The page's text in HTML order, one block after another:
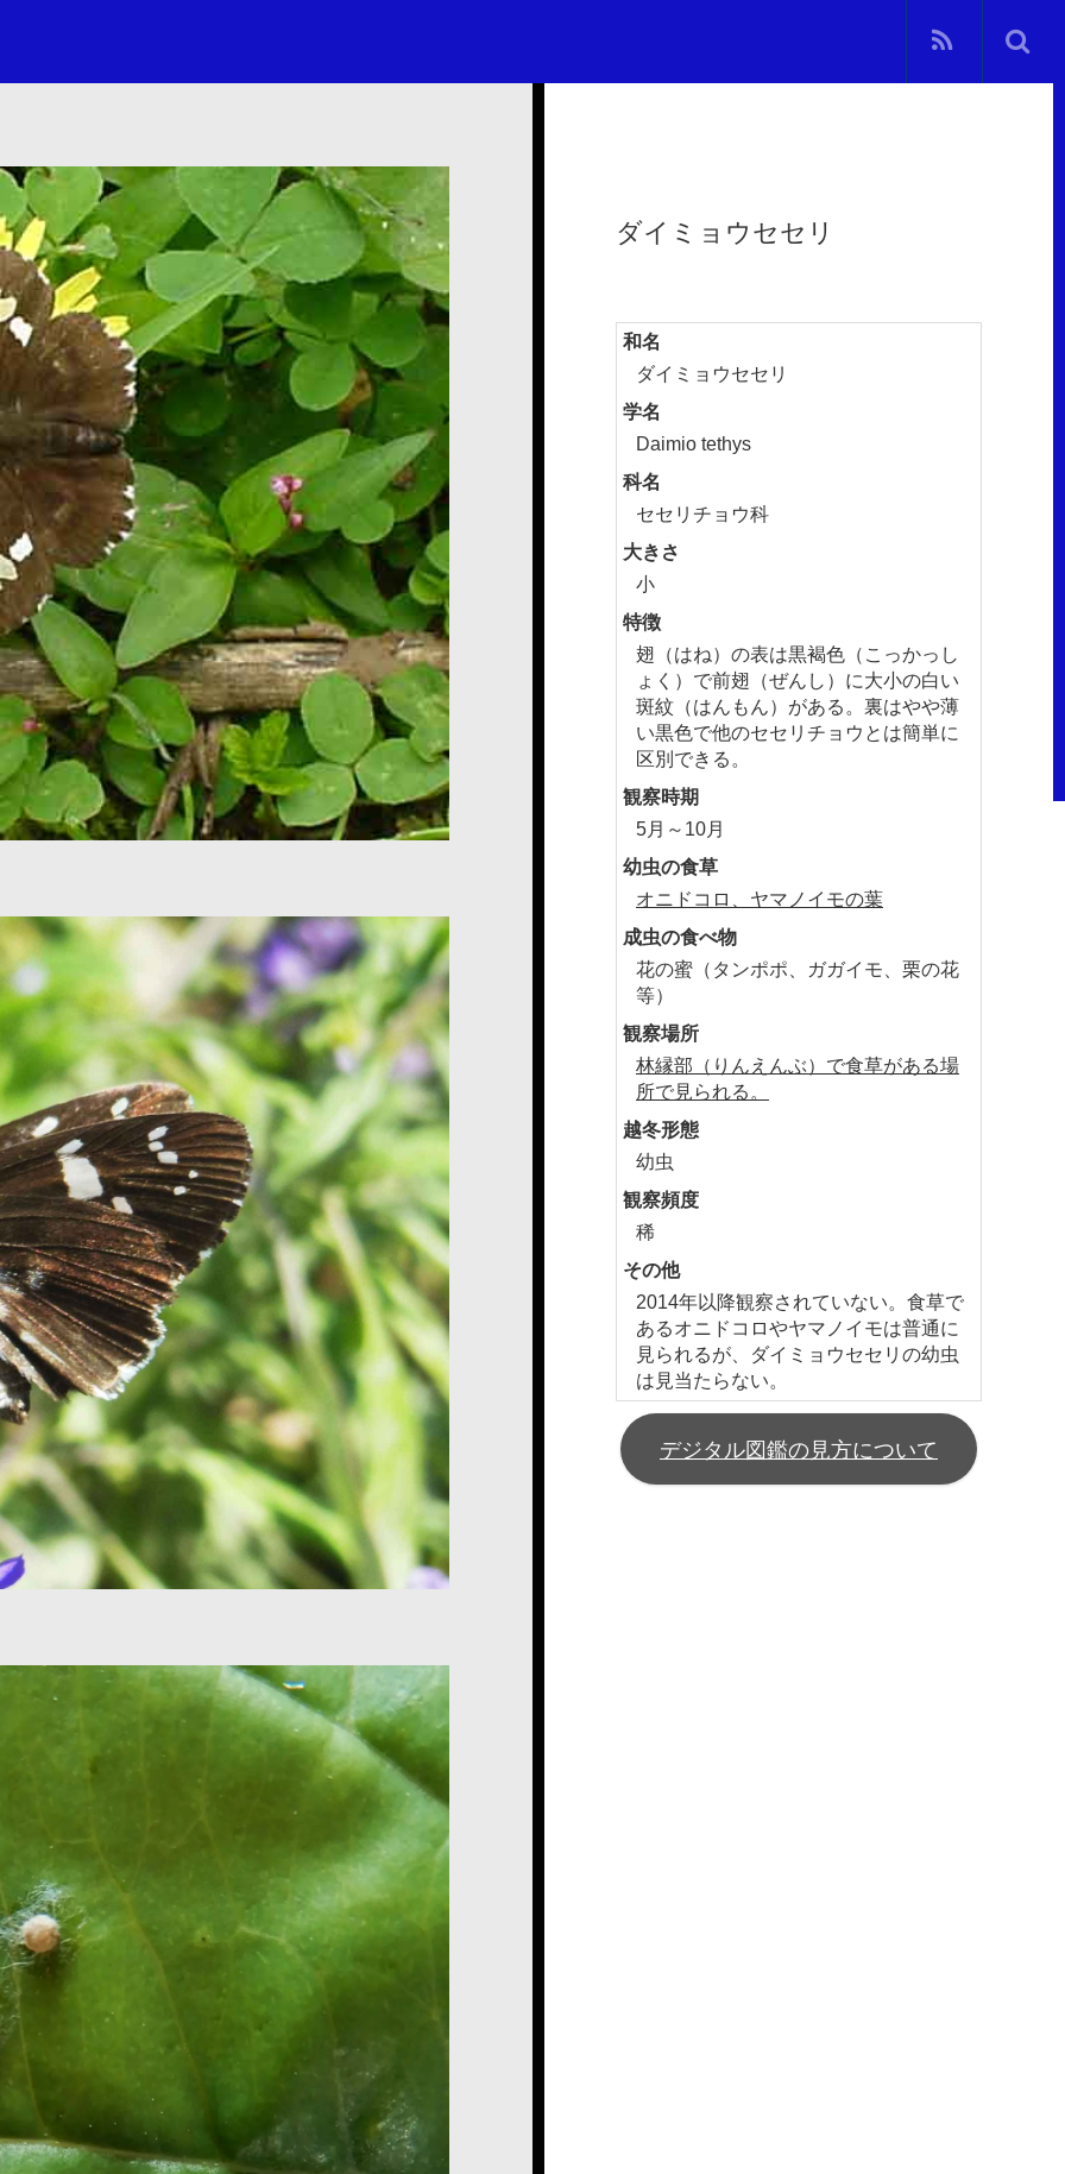
ダイミョウセセリ
和名
ダイミョウセセリ
学名
Daimio tethys
科名
セセリチョウ科
大きさ
小
特徴
翅（はね）の表は黒褐色（こっかっし
ょく）で前翅（ぜんし）に大小の白い
斑紋（はんもん）がある。裏はやや薄
い黒色で他のセセリチョウとは簡単に
区別できる。
観察時期
5月～10月
幼虫の食草
オニドコロ、ヤマノイモの葉
成虫の食べ物
花の蜜（タンポポ、ガガイモ、栗の花
等）
観察場所
林縁部（りんえんぶ）で食草がある場
所で見られる。
越冬形態
幼虫
観察頻度
稀
その他
2014年以降観察されていない。食草で
あるオニドコロやヤマノイモは普通に
見られるが、ダイミョウセセリの幼虫
は見当たらない。
デジタル図鑑の見方について